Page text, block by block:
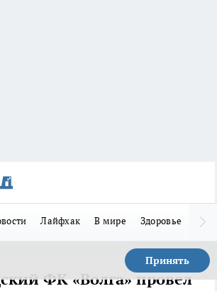
Лайфхак В мире Здоровье
Принять
ФК «Волга» провел